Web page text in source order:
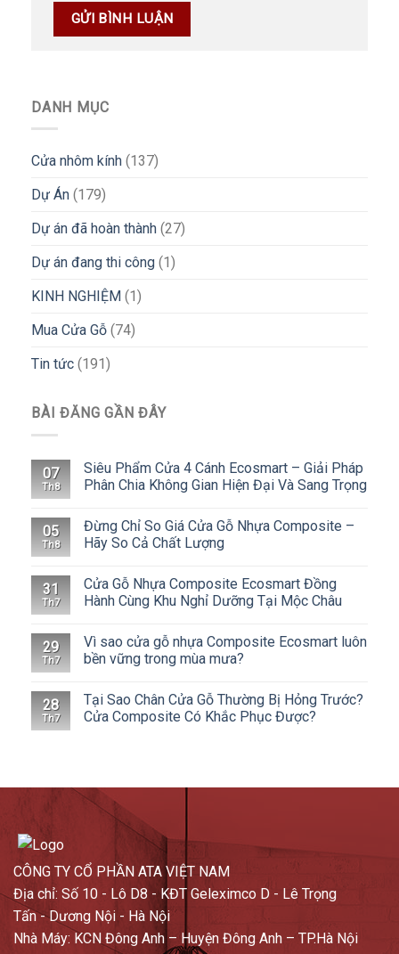
DANH MỤC
Cửa nhôm kính (137)
Dự Án (179)
Dự án đã hoàn thành (27)
Dự án đang thi công (1)
KINH NGHIỆM (1)
Mua Cửa Gỗ (74)
Tin tức (191)
BÀI ĐĂNG GẦN ĐÂY
07
Th8
Siêu Phẩm Cửa 4 Cánh Ecosmart – Giải Pháp
Phân Chia Không Gian Hiện Đại Và Sang Trọng
05
Th8
Đừng Chỉ So Giá Cửa Gỗ Nhựa Composite –
Hãy So Cả Chất Lượng
31
Th7
Cửa Gỗ Nhựa Composite Ecosmart Đồng
Hành Cùng Khu Nghỉ Dưỡng Tại Mộc Châu
29
Th7
Vì sao cửa gỗ nhựa Composite Ecosmart luôn
bền vững trong mùa mưa?
28
Th7
Tại Sao Chân Cửa Gỗ Thường Bị Hỏng Trước?
Cửa Composite Có Khắc Phục Được?
CÔNG TY CỔ PHẦN ATA VIỆT NAM
Địa chỉ: Số 10 - Lô D8 - KĐT Geleximco D - Lê Trọng
Tấn - Dương Nội - Hà Nội
Nhà Máy: KCN Đông Anh – Huyện Đông Anh – TP.Hà Nội